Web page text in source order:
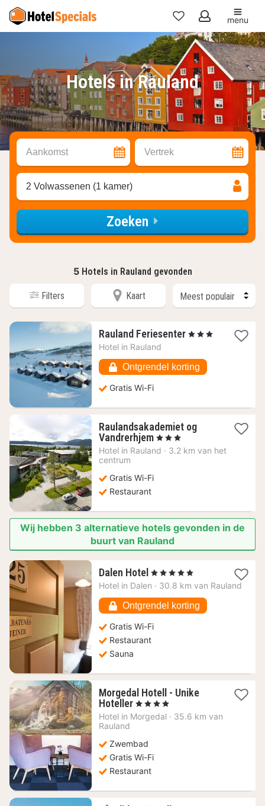
Mijn
favorieten
menu
Hotels in Rauland
Aankomst Vertrek
2 Volwassenen (1 kamer)
Zoeken
5 Hotels in Rauland gevonden
Filters Kaart
Rauland Feriesenter 1
98,04
€
, 3 Sterren
Hotel in Rauland
Ontgrendel korting
Gratis Wi-Fi
Raulandsakademiet og
Vandrerhjem 1
nacht
, 3 Sterren
Hotel in Rauland · 3.2 km van het
centrum
Gratis Wi-Fi
Restaurant
Wij hebben 3 alternatieve hotels gevonden in de
buurt van Rauland
Dalen Hotel 1
nacht
280,55
€
, 5 Sterren
Hotel in Dalen · 30.8 km van Rauland
Ontgrendel korting
Gratis Wi-Fi
Restaurant
Sauna
Morgedal Hotell - Unike
Hoteller 1
nacht
vanaf
€
, 4 Sterren
Hotel in Morgedal · 35.6 km van
Rauland
Zwembad
Gratis Wi-Fi
Restaurant